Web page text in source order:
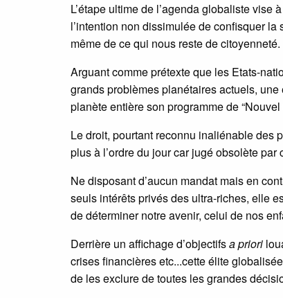
L’étape ultime de l’agenda globaliste
l’intention non dissimulée de confisquer
même de ce qui nous reste de citoyenneté.
Arguant comme prétexte que les Etats-
grands problèmes planétaires actuels,
planète entière son programme de “Nouvel
Le droit, pourtant reconnu inaliénable des
plus à l’ordre du jour car jugé obsolète
Ne disposant d’aucun mandat mais en
seuls intérêts privés des ultra-riches, elle
de déterminer notre avenir, celui de nos
Derrière un affichage d’objectifsa priori
crises financières etc...cette élite
de les exclure de toutes les grandes